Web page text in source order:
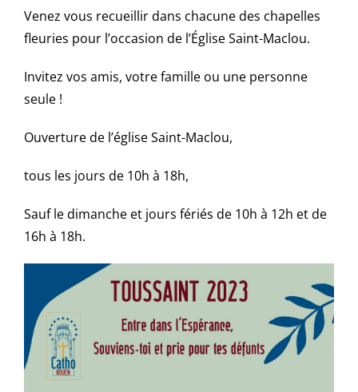
Venez vous recueillir dans chacune des chapelles
fleuries pour l’occasion de l’Église Saint-Maclou.
Invitez vos amis, votre famille ou une personne
seule !
Ouverture de l’église Saint-Maclou,
tous les jours de 10h à 18h,
Sauf le dimanche et jours fériés de 10h à 12h et de
16h à 18h.